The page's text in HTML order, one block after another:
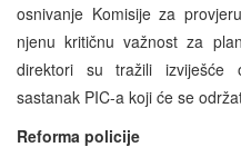
osnivanje Komisije za
njenu kritičnu važnost za
direktori su tražili izviješće
sastanak PIC-a koji će se
Reforma policije